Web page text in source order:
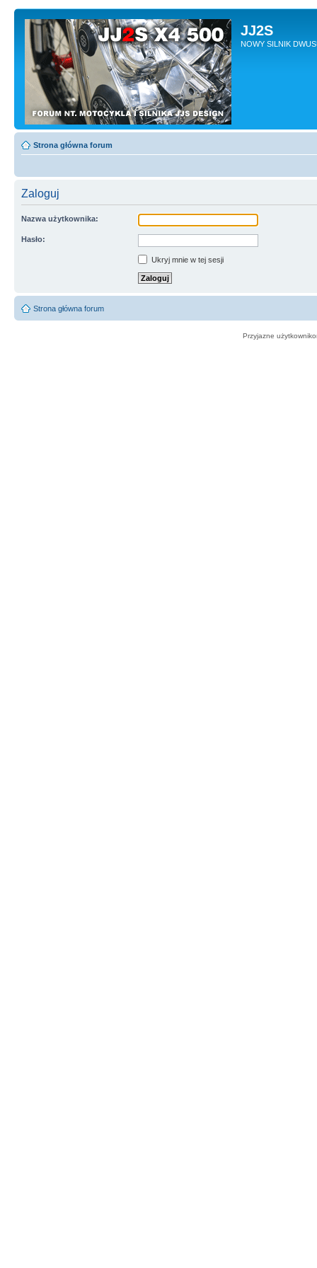
JJ2S
NOWY SILNIK
Strona główna forum
Zaloguj
Nazwa użytkownika:
Hasło:
Ukryj mnie w tej sesji
Strona główna forum
Przyjazne